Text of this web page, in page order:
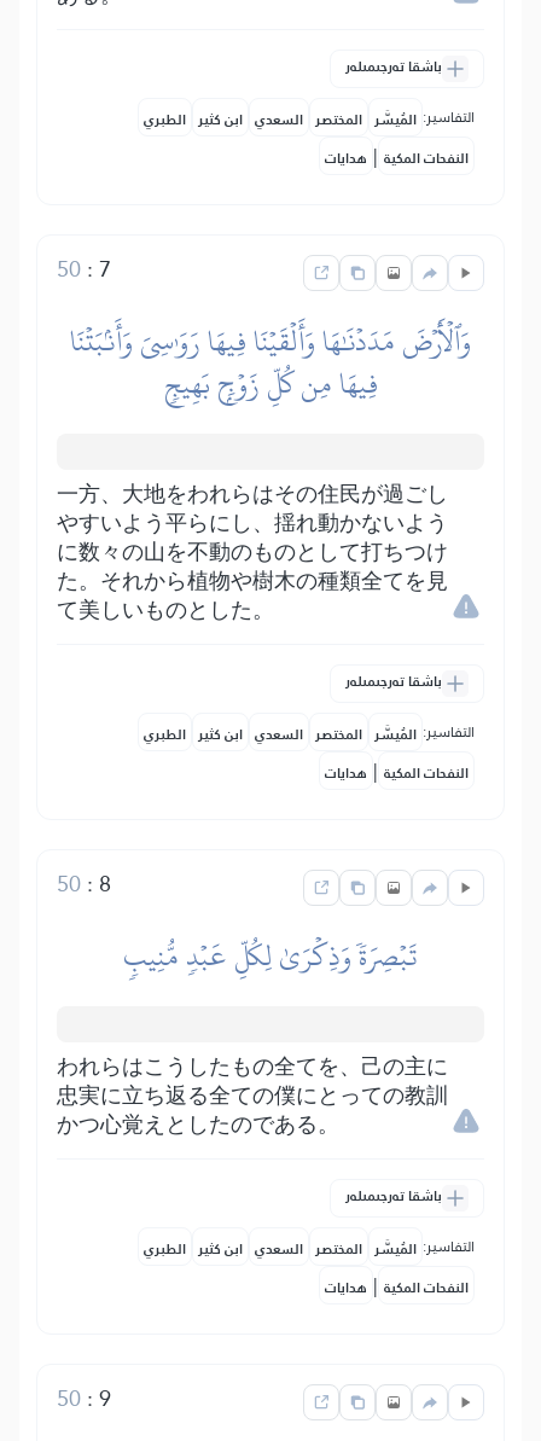
باشقا تەرجىمىلەر
التفاسير: المُيسَّر المختصر السعدي ابن كثير الطبري
النفحات المكية | هدايات
7
:
50
وَٱلۡأَرۡضَ مَدَدۡنَٰهَا وَأَلۡقَيۡنَا فِيهَا رَوَٰسِيَ وَأَنۢبَتۡنَا
فِيهَا مِن كُلِّ زَوۡجِۭ بَهِيجٖ
一方、大地をわれらはその住民が過ごし
やすいよう平らにし、揺れ動かないよう
に数々の山を不動のものとして打ちつけ
た。それから植物や樹木の種類全てを見
て美しいものとした。
باشقا تەرجىمىلەر
التفاسير: المُيسَّر المختصر السعدي ابن كثير الطبري
النفحات المكية | هدايات
8
:
50
تَبۡصِرَةٗ وَذِكۡرَىٰ لِكُلِّ عَبۡدٖ مُّنِيبٖ
われらはこうしたもの全てを、己の主に
忠実に立ち返る全ての僕にとっての教訓
かつ心覚えとしたのである。
باشقا تەرجىمىلەر
التفاسير: المُيسَّر المختصر السعدي ابن كثير الطبري
النفحات المكية | هدايات
9
:
50